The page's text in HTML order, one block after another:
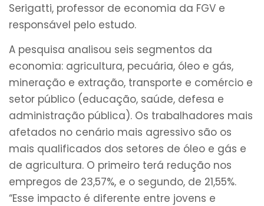
Serigatti, professor de economia da FGV e
responsável pelo estudo.
A pesquisa analisou seis segmentos da
economia: agricultura, pecuária, óleo e gás,
mineração e extração, transporte e comércio e
setor público (educação, saúde, defesa e
administração pública). Os trabalhadores mais
afetados no cenário mais agressivo são os
mais qualificados dos setores de óleo e gás e
de agricultura. O primeiro terá redução nos
empregos de 23,57%, e o segundo, de 21,55%.
“Esse impacto é diferente entre jovens e